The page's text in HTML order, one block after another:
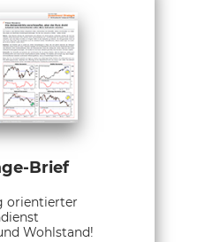
Brief
orientierter
Wohlstand!